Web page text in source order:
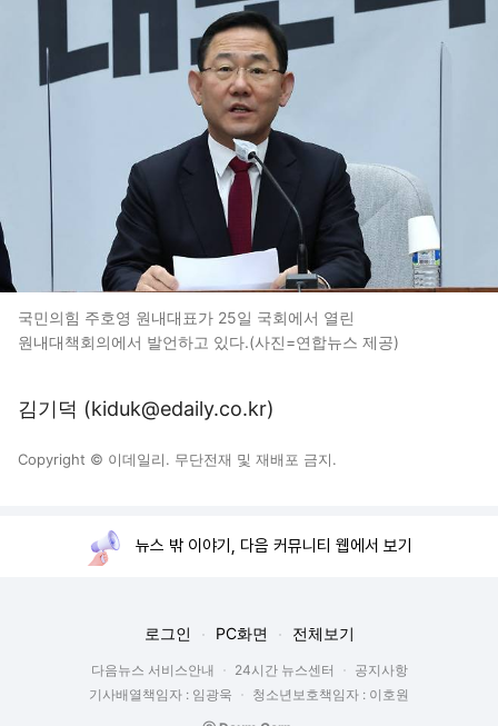
국민의힘 주호영 원내대표가 25일 국회에서 열린
원내대책회의에서 발언하고 있다.(사진=연합뉴스 제공)
김기덕 (kiduk@edaily.co.kr)
Copyright © 이데일리. 무단전재 및 재배포 금지.
뉴스 밖 이야기, 다음 커뮤니티 웹에서 보기
로그인 PC화면 전체보기
다음뉴스 서비스안내 24시간 뉴스센터
공지사항
기사배열책임자 : 임광욱
청소년보호책임자 : 이호원